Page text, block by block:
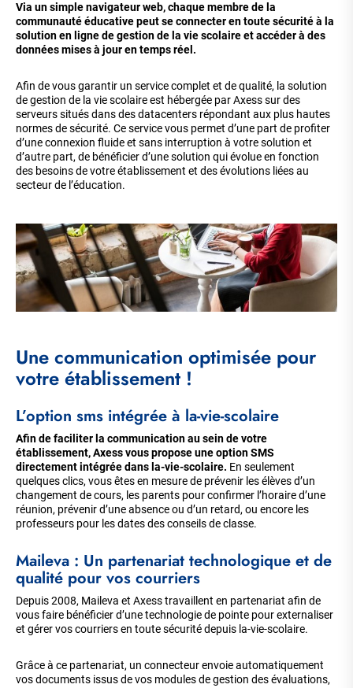
Via un simple navigateur web, chaque membre de la
communauté éducative peut se connecter en toute sécurité à la
solution en ligne de gestion de la vie scolaire et accéder à des
données mises à jour en temps réel.
Afin de vous garantir un service complet et de qualité, la solution
de gestion de la vie scolaire est hébergée par Axess sur des
serveurs situés dans des datacenters répondant aux plus hautes
normes de sécurité. Ce service vous permet d’une part de profiter
d’une connexion fluide et sans interruption à votre solution et
d’autre part, de bénéficier d’une solution qui évolue en fonction
des besoins de votre établissement et des évolutions liées au
secteur de l’éducation.
Une communication optimisée pour
votre établissement !
L’option sms intégrée à la-vie-scolaire
Afin de faciliter la communication au sein de votre
établissement, Axess vous propose une option SMS
directement intégrée dans la-vie-scolaire. En seulement
quelques clics, vous êtes en mesure de prévenir les élèves d’un
changement de cours, les parents pour confirmer l’horaire d’une
réunion, prévenir d’une absence ou d’un retard, ou encore les
professeurs pour les dates des conseils de classe.
Maileva : Un partenariat technologique et de
qualité pour vos courriers
Depuis 2008, Maileva et Axess travaillent en partenariat afin de
vous faire bénéficier d’une technologie de pointe pour externaliser
et gérer vos courriers en toute sécurité depuis la-vie-scolaire.
Grâce à ce partenariat, un connecteur envoie automatiquement
vos documents issus de vos modules de gestion des évaluations,